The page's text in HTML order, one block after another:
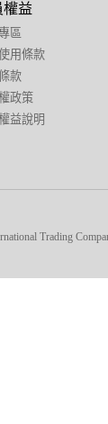
權益
區
用條款
款
政策
益說明
Trading